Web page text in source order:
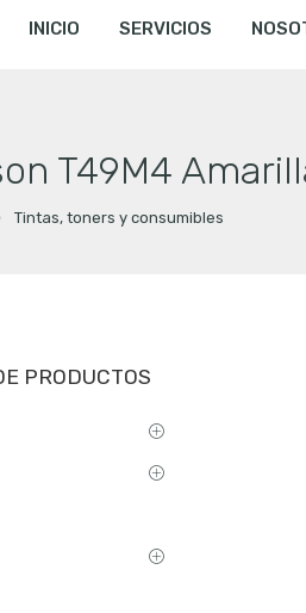
INICIO SERVICIOS
T49M4
Tintas, toners y consumibles
PRODUCTOS